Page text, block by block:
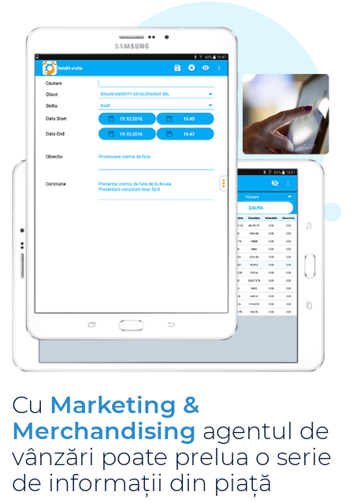
Cu Marketing &
Merchandising agentul de
vânzări poate prelua o serie
de informaţii din piaţă